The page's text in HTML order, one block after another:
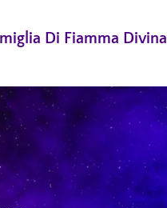
Di Fiamma Divina